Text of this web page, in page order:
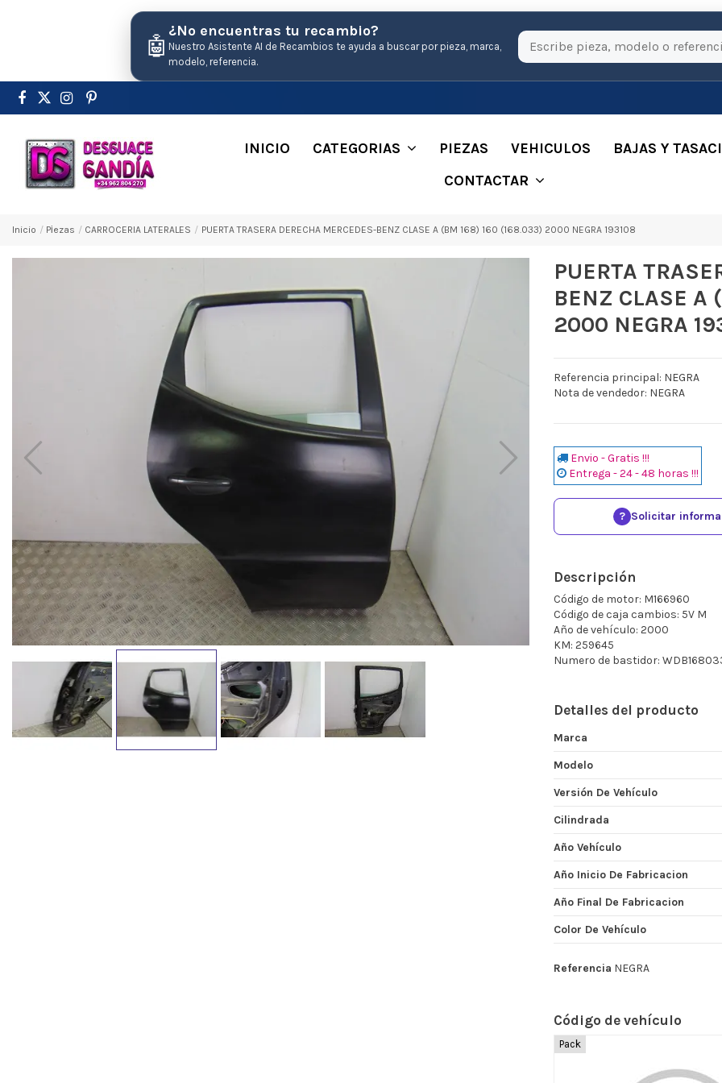
🤖
¿No encuentras tu recambio?
Nuestro Asistente AI de Recambios te ayuda a buscar por pieza, marca,
modelo, referencia.
INICIO CATEGORIAS PIEZAS VEHICULOS
BAJAS Y
CONTACTAR
Inicio Pіezas CARROCERIA LATERALES PUERTA TRASERA DERECHA MERCEDES-BENZ CLASE A (BM 168) 160 (168.033) 2000 NEGRA 193108
PUERTA
BENZ CLASE
2000 NEGRA
Referencia principal: NEGRA
Nota de vendedor: NEGRA
Envio - Gratis !!!
Entrega - 24 - 48 horas !!!
? Solicitar
Descripción
Código de motor: M166960
Código de caja cambios: 5V M
Año de vehículo: 2000
KM: 259645
Numero de bastidor:
Detalles del producto
Marca
Modelo
Versión De Vehículo
Cilindrada
Año Vehículo
Año Inicio De Fabricacion
Año Final De Fabricacion
Color De Vehículo
Referencia NEGRA
Código de vehículo
Pack